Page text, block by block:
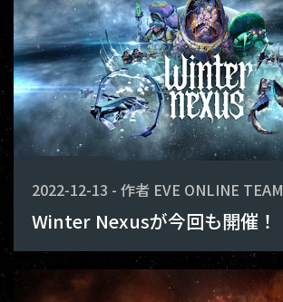
2022-12-13 - 作者 EVE ONLINE TEAM
Winter Nexusが今回も開催！